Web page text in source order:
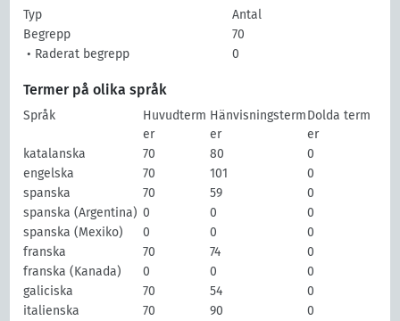
Typ
Antal
Begrepp
70
• Raderat begrepp
0
Termer på olika språk
Språk
Huvudterm
er
Hänvisningsterm
er
Dolda term
er
katalanska
70 80
0
engelska
70 101
0
spanska
70 59
0
spanska (Argentina) 0 0
0
spanska (Mexiko)
0 0
0
franska
70 74
0
franska (Kanada)
0 0
0
galiciska
70 54
0
italienska
70 90
0